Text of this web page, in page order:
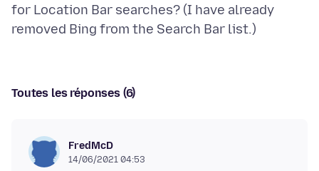
for Location Bar searches? (I have already
Toutes les réponses (6)
FredMcD
14/06/2021 04:53